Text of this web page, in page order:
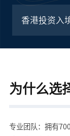
香港投资入
为什么选
专业团队：拥有